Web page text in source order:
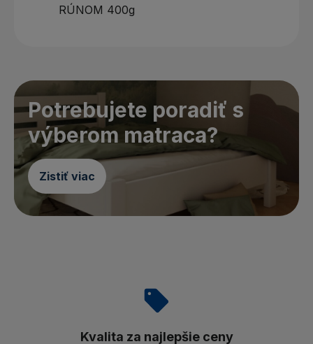
RÚNOM 400g
Potrebujete poradiť s
výberom matraca?
Zistiť viac
Kvalita za najlepšie ceny